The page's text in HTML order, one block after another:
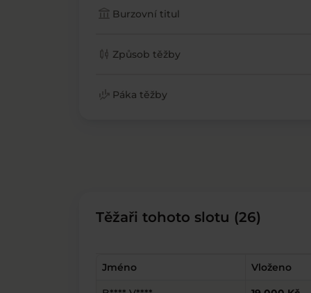
account_balance Burzovní titul
candlestick_chart Způsob těžby
finance_mode Páka těžby
Těžaři tohoto slotu (26)
Jméno Vloženo